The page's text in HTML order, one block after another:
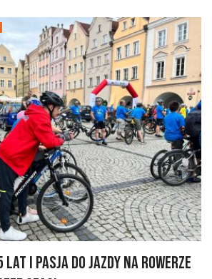
lat i pasja do jazdy na rowerze